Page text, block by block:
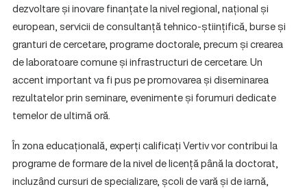
dezvoltare și inovare finanțate la nivel regional, național și
european, servicii de consultanță tehnico-științifică, burse și
granturi de cercetare, programe doctorale, precum și crearea
de laboratoare comune și infrastructuri de cercetare. Un
accent important va fi pus pe promovarea și diseminarea
rezultatelor prin seminare, evenimente și forumuri dedicate
temelor de ultimă oră.
În zona educațională, experți calificați Vertiv vor contribui la
programe de formare de la nivel de licență până la doctorat,
incluzând cursuri de specializare, școli de vară și de iarnă,